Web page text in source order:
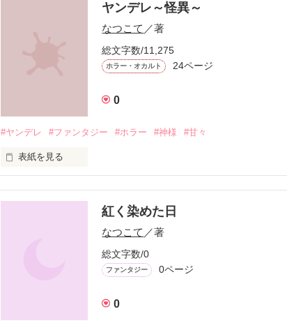
そちらも読んで頂くと幸いです
・軽いホラー表現が含まれていますので、
（ジャンルはファンタジーとなっていますが、
恋愛小説になってるかもしれない…。(-_-;)）
…………登場人物…………
主人公・橋ノ瀬　桃子（はしのせとうこ）
・元気で明るい17歳の女の子
「えっ？新作のお菓子？やったー！」
ヤンデレ～怪異～
なつこて ／著
総文字数/11,275
ホラー・オカルト 24ページ
0
#ヤンデレ #ファンタジー #ホラー #神様 #甘々
表紙を見る
私はただ訪れていたのだ
紅く染めた日
なつこて ／著
総文字数/0
ファンタジー 0ページ
0